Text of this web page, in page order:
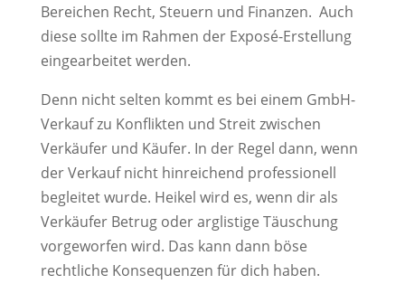
Bereichen Recht, Steuern und Finanzen. Auch
diese sollte im Rahmen der Exposé-Erstellung
eingearbeitet werden.
Denn nicht selten kommt es bei einem GmbH-
Verkauf zu Konflikten und Streit zwischen
Verkäufer und Käufer. In der Regel dann, wenn
der Verkauf nicht hinreichend professionell
begleitet wurde. Heikel wird es, wenn dir als
Verkäufer Betrug oder arglistige Täuschung
vorgeworfen wird. Das kann dann böse
rechtliche Konsequenzen für dich haben.